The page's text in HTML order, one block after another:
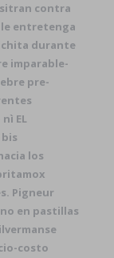
contra
entretenga
durante
imparable-
pre-
EL
los
Pigneur
en pastillas
​​se
costo